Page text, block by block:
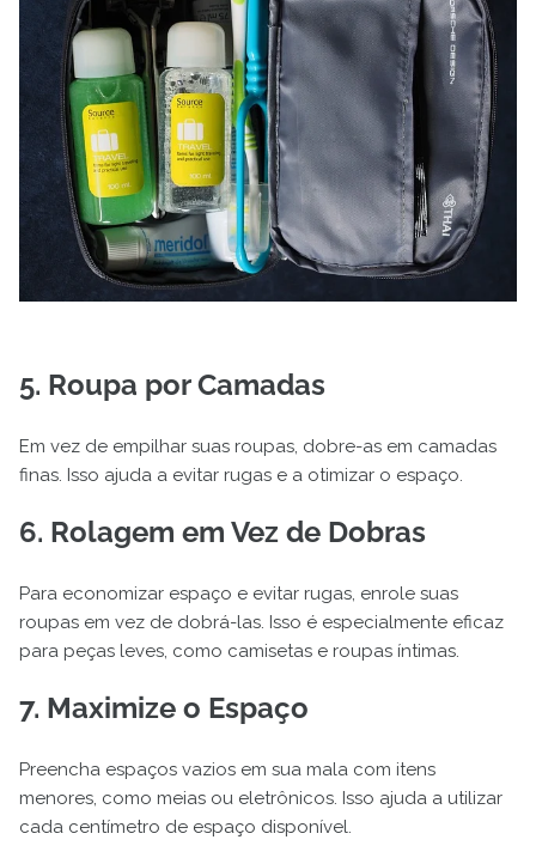
5. Roupa por Camadas
Em vez de empilhar suas roupas, dobre-as em camadas
finas. Isso ajuda a evitar rugas e a otimizar o espaço.
6. Rolagem em Vez de Dobras
Para economizar espaço e evitar rugas, enrole suas
roupas em vez de dobrá-las. Isso é especialmente eficaz
para peças leves, como camisetas e roupas íntimas.
7. Maximize o Espaço
Preencha espaços vazios em sua mala com itens
menores, como meias ou eletrônicos. Isso ajuda a utilizar
cada centímetro de espaço disponível.